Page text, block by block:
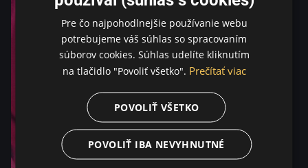
Pre čo najpohodlnejšie používanie webu
potrebujeme váš súhlas so spracovaním
súborov cookies. Súhlas udelíte kliknutím
na tlačidlo "Povoliť všetko". Prečítať viac
POVOLIŤ VŠETKO
POVOLIŤ IBA NEVYHNUTNÉ